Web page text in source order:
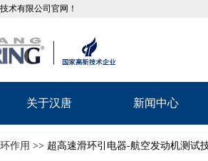
术有限公司官网！
关于汉唐 新闻中心
作用 >> 超高速滑环引电器-航空发动机测试